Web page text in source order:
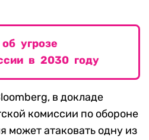
угрозе
в 2030 году
в докладе
комиссии по обороне
может атаковать одну из